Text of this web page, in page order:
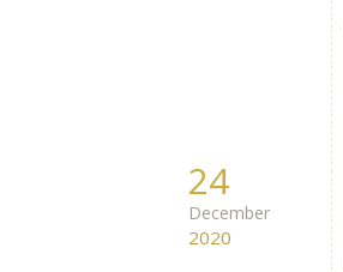
24
December
2020